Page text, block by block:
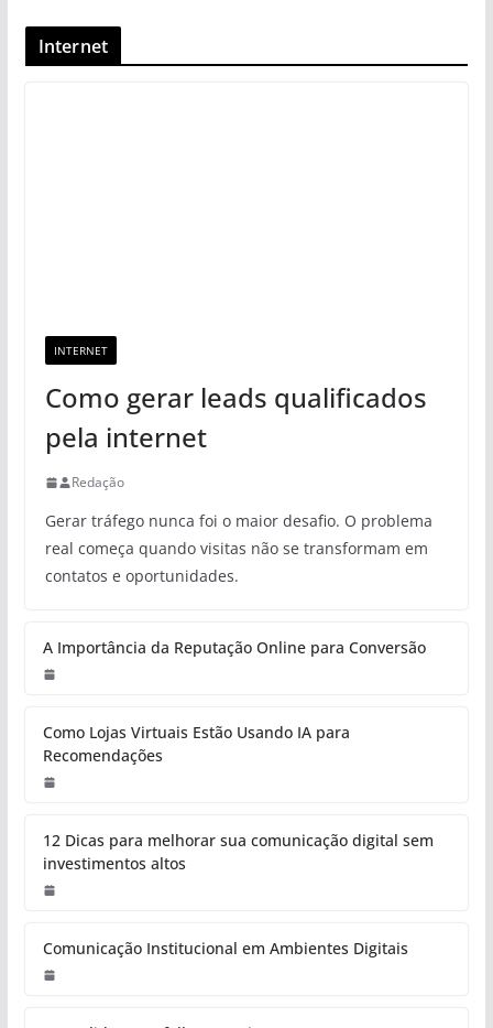
Internet
INTERNET
Como gerar leads qualificados
pela internet
Redação
Gerar tráfego nunca foi o maior desafio. O problema
real começa quando visitas não se transformam em
contatos e oportunidades.
A Importância da Reputação Online para Conversão
Como Lojas Virtuais Estão Usando IA para
Recomendações
12 Dicas para melhorar sua comunicação digital sem
investimentos altos
Comunicação Institucional em Ambientes Digitais